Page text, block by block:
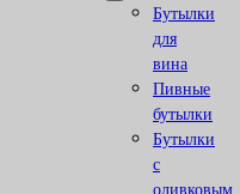
Бутылки
для
вина
Пивные
бутылки
Бутылки
с
оливковым